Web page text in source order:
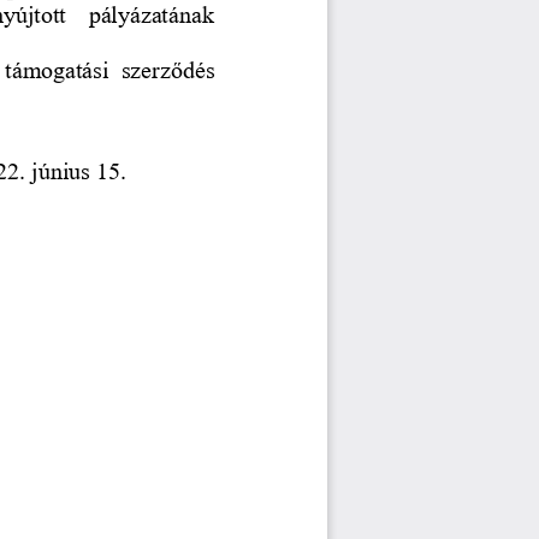
pályázatának
szerződés
június 15.